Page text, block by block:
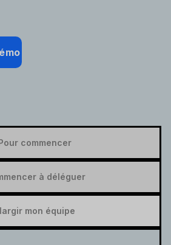
commencer
à déléguer
mon équipe